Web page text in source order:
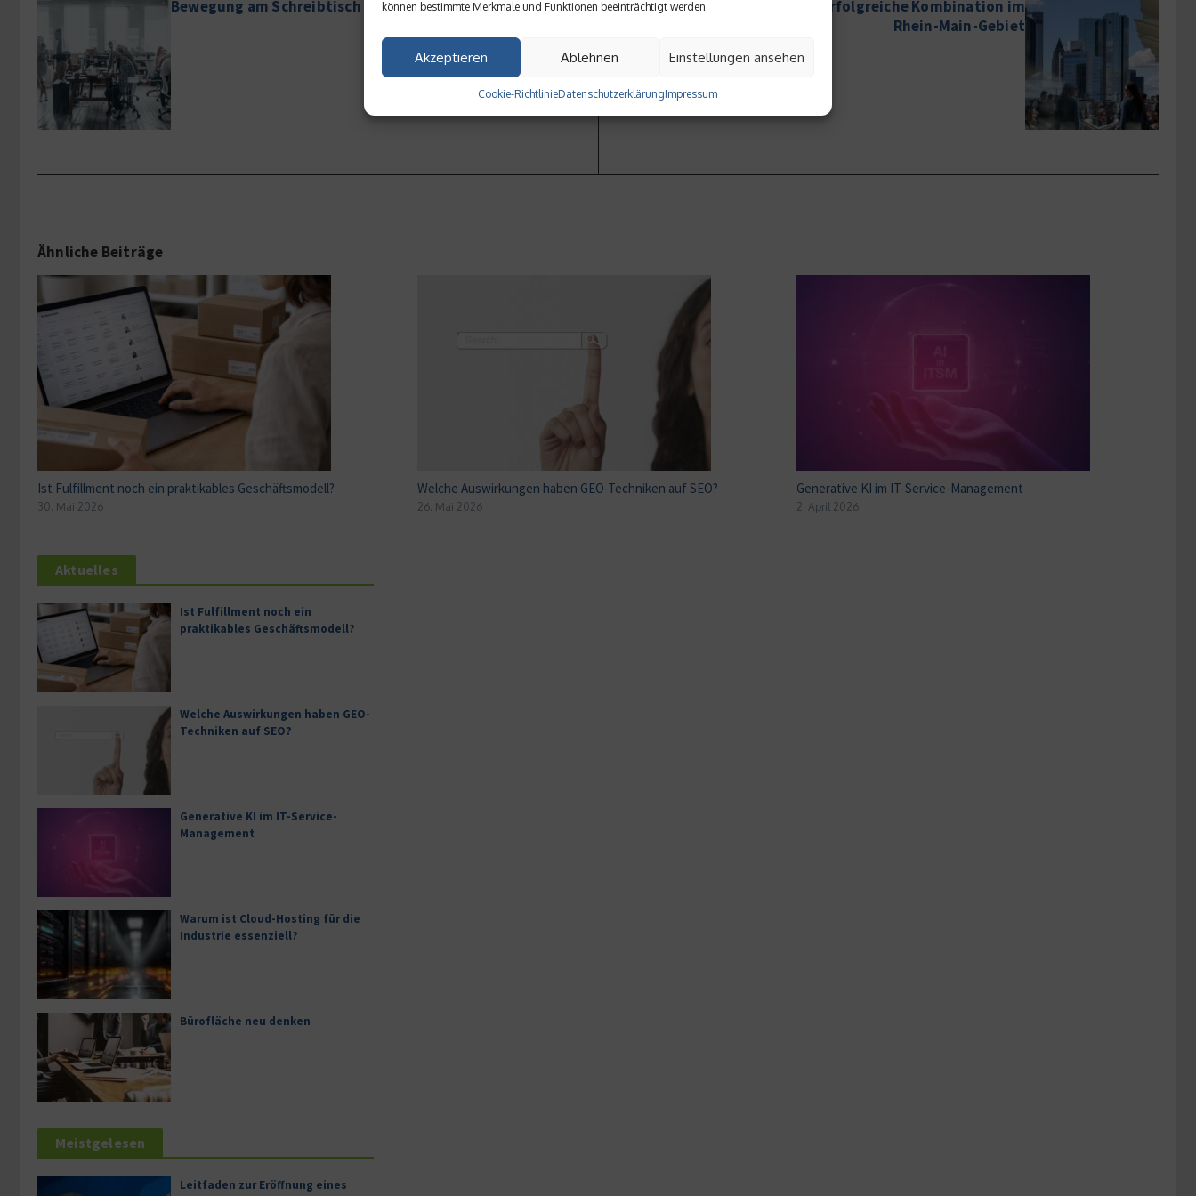
können bestimmte Merkmale und Funktionen beeinträchtigt werden.
Akzeptieren Ablehnen Einstellungen ansehen
Cookie-RichtlinieDatenschutzerklärungImpressum
Bewegung am Schreibtisch tut Körper und Seele gut
Sport und Unternehmertum – erfolgreiche Kombination im
Rhein-Main-Gebiet
Ähnliche Beiträge
Ist Fulfillment noch ein praktikables Geschäftsmodell?
30. Mai 2026
Welche Auswirkungen haben GEO-Techniken auf SEO?
26. Mai 2026
Generative KI im IT-Service-Management
2. April 2026
Aktuelles
Ist Fulfillment noch ein
praktikables Geschäftsmodell?
Welche Auswirkungen haben GEO-
Techniken auf SEO?
Generative KI im IT-Service-
Management
Warum ist Cloud-Hosting für die
Industrie essenziell?
Bürofläche neu denken
Meistgelesen
Leitfaden zur Eröffnung eines